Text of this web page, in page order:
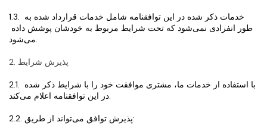
1.3. خدمات ذکر شده در این توافقنامه شامل خدمات قرارداد شده به
می‌شود.
2. پذیرش شرایط
2.1. با استفاده از خدمات ما، مشتری موافقت خود را با شرایط ذکر شده
در این توافقنامه اعلام می‌کند.
2.2. پذیرش توافق می‌تواند از طریق: